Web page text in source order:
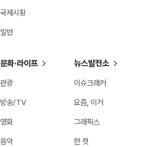
국제시황
일반
문화·라이프
관광
방송/TV
영화
음악
뉴스발전소
이슈크래커
요즘, 이거
그래픽스
한 컷